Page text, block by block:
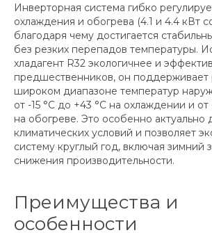
Инверторная система гибко
охлаждения и обогрева (4.1 и 4.4 кВт
благодаря чему достигается
без резких перепадов температуры.
хладагент R32 экологичнее и
предшественников, он поддерживает
широком диапазоне температур
от -15 °С до +43 °С на охлаждении и
на обогреве. Это особенно актуально
климатических условий и позволяет
систему круглый год, включая зимний
снижения производительности.
Преимущества и
особенности